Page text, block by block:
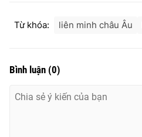
Từ khóa: liên minh châu Âu
Bình luận (0)